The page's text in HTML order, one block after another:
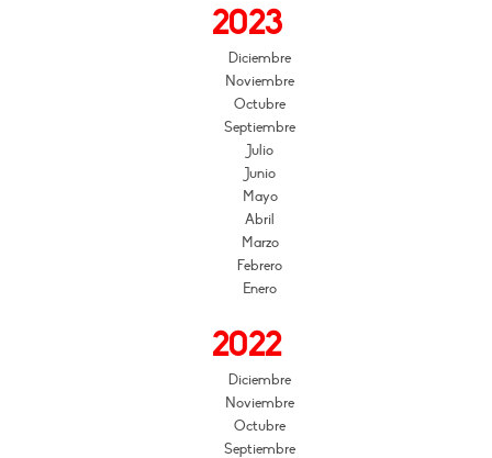
2023
Diciembre
Noviembre
Octubre
Septiembre
Julio
Junio
Mayo
Abril
Marzo
Febrero
Enero
2022
Diciembre
Noviembre
Octubre
Septiembre